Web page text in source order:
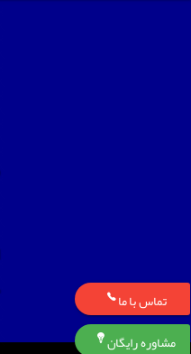
تماس با ما
مشاوره رایگان